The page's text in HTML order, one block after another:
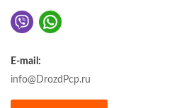
E-mail:
info@DrozdPcp.ru